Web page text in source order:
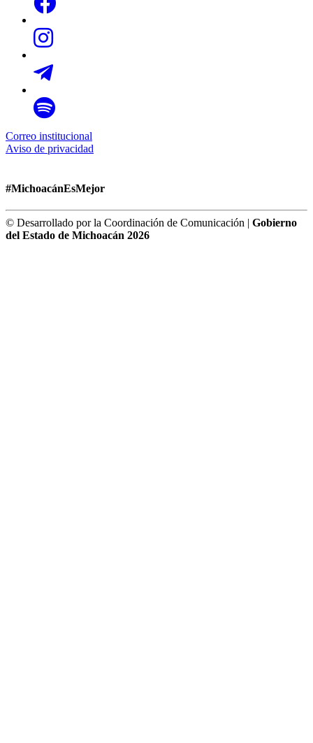
Correo institucional
Aviso de privacidad
#MichoacánEsMejor
© Desarrollado por la Coordinación de Comunicación | Gobierno
del Estado de Michoacán 2026